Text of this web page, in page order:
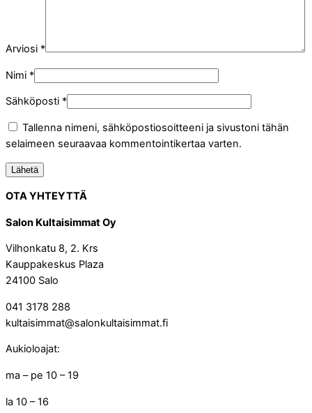
Arviosi *
Nimi *
Sähköposti *
Tallenna nimeni, sähköpostiosoitteeni ja sivustoni tähän
selaimeen seuraavaa kommentointikertaa varten.
OTA YHTEYTTÄ
Salon Kultaisimmat Oy
Vilhonkatu 8, 2. Krs
Kauppakeskus Plaza
24100 Salo
041 3178 288
kultaisimmat@salonkultaisimmat.fi
Aukioloajat:
ma – pe 10 – 19
la 10 – 16